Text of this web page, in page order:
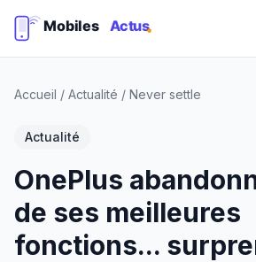
Accueil / Actualité / Never settle
Actualité
OnePlus
de ses meilleures
fonctions...